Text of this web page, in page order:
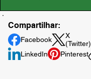
Compartilhar:
Facebook
X
(Twitter)
LinkedIn
Pinterest